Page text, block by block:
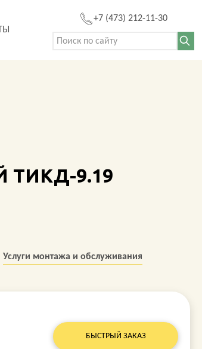
+7 (473) 212-11-30
Поиск:
ТИКД-9.19
Услуги монтажа и обслуживания
БЫСТРЫЙ ЗАКАЗ